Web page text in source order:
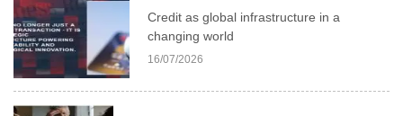
Credit as global infrastructure in a
changing world
16/07/2026